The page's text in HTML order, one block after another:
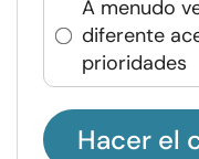
A menudo
diferente
prioridades
Hacer el